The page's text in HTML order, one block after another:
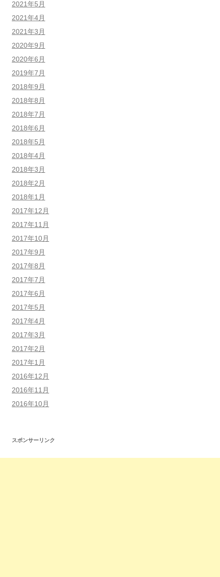
2021年5月
2021年4月
2021年3月
2020年9月
2020年6月
2019年7月
2018年9月
2018年8月
2018年7月
2018年6月
2018年5月
2018年4月
2018年3月
2018年2月
2018年1月
2017年12月
2017年11月
2017年10月
2017年9月
2017年8月
2017年7月
2017年6月
2017年5月
2017年4月
2017年3月
2017年2月
2017年1月
2016年12月
2016年11月
2016年10月
スポンサーリンク